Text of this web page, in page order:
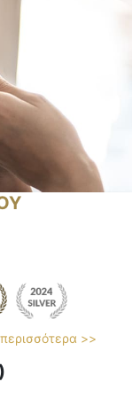
>>